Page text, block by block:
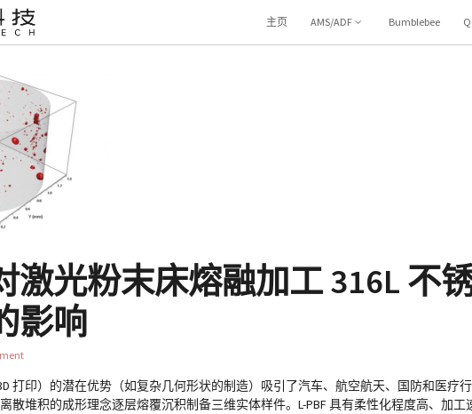
主页 AMS/ADF Bumblebee
激光粉末床熔融加工 316L 不
影响
打印）的潜在优势（如复杂几何形状的制造）吸引了汽车、航空航天、国防和医疗
散堆积的成形理念逐层熔覆沉积制备三维实体样件。L-PBF 具有柔性化程度高、加